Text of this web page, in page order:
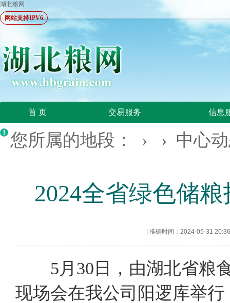
湖北粮网
网站支持IPV6
首 页 交易服务 信息
您所属的地段： › › 中心
2024全省绿色储
准确时间：2024-05-31 20:36
5月30日，由湖北省粮食
现场会在我公司阳逻库举